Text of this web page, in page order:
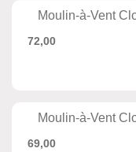
Moulin-à-Vent
72,00
Moulin-à-Vent
69,00